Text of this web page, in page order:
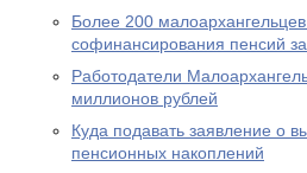
Более 200
софинансирования пенсий за
Работодатели
миллионов рублей
Куда подавать заявление о
пенсионных накоплений